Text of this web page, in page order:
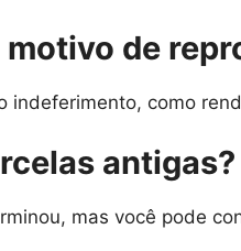
de
indeferimento, como
antigas?
mas você pode